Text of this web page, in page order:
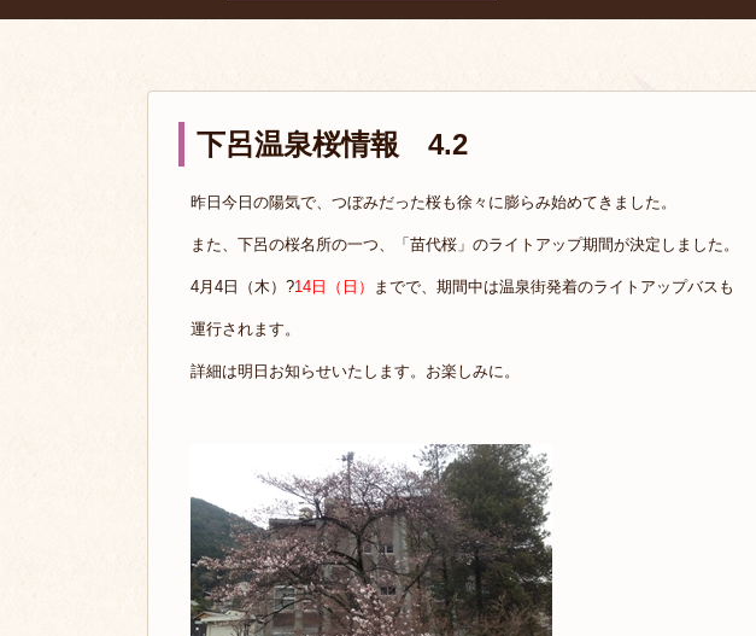
下呂温泉桜情報 4.2
昨日今日の陽気で、つぼみだった桜も徐々に膨らみ始めてきました。
また、下呂の桜名所の一つ、「苗代桜」のライトアップ期間が決定しました。
4月4日（木）?14日（日） までで、期間中は温泉街発着のライトアップバスも
運行されます。
詳細は明日お知らせいたします。お楽しみに。